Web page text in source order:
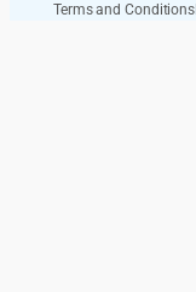
Terms and Conditions